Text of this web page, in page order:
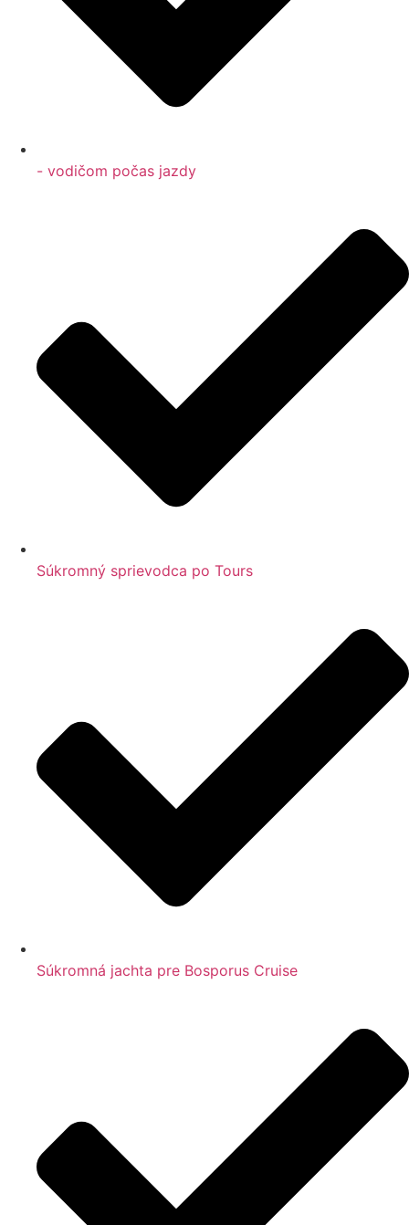
- vodičom počas jazdy
Súkromný sprievodca po Tours
Súkromná jachta pre Bosporus Cruise